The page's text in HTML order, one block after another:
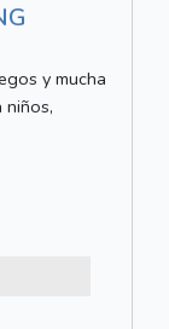
y mucha
niños,